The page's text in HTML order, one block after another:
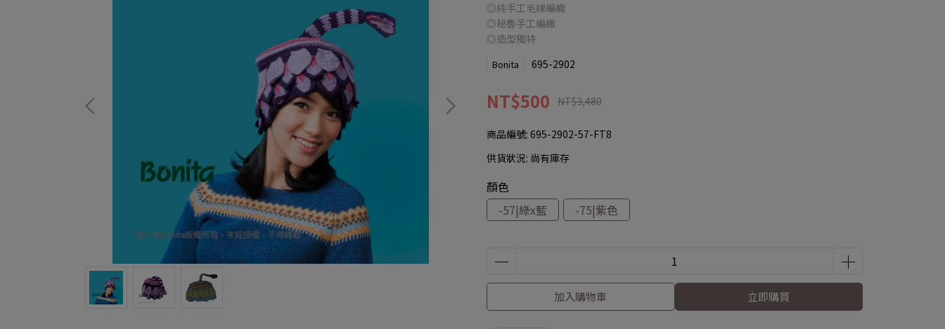
◎純手工毛線編織
◎秘魯手工編織
◎造型獨特
Bonita 695-2902
NT$500 NT$3,480
商品編號: 695-2902-57-FT8
供貨狀況: 尚有庫存
顏色
-57|綠x藍
-75|紫色
加入購物車 立即購買